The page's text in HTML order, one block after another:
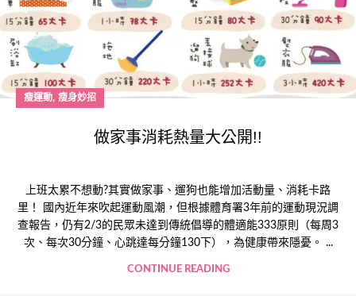
瘦運動, 瘦身妙招
做家事消耗熱量大公開!!
上班太累不想動?其實做家事、遛狗也能增加活動量、消耗卡路
里！ 國內近年來吹起運動風潮，但根據體育署3年前的運動現況調
查報告，仍有2/3的民眾未達到傳統倡導的體適能333原則（每周3
次、每次30分鐘、心跳達每分鐘130下），為健康帶來隱憂。 ...
CONTINUE READING